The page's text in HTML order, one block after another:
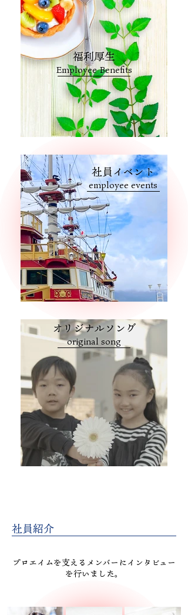
福利厚生
Employee Benefits
社員イベント
employee events
オリジナルソング
original song
社員紹介
プロエイムを支えるメンバーにインタビュー
を行いました。